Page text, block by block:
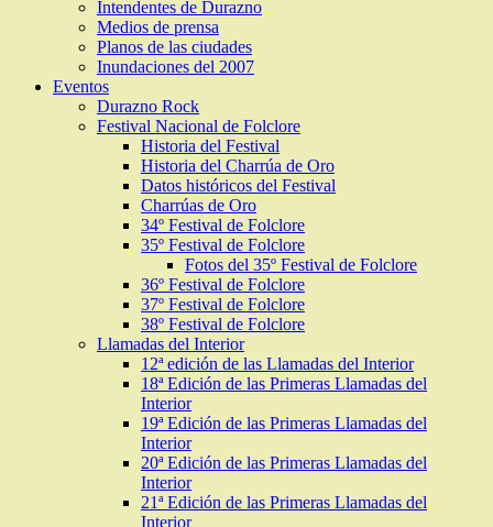
Intendentes de Durazno
Medios de prensa
Planos de las ciudades
Inundaciones del 2007
Eventos
Durazno Rock
Festival Nacional de Folclore
Historia del Festival
Historia del Charrúa de Oro
Datos históricos del Festival
Charrúas de Oro
34º Festival de Folclore
35º Festival de Folclore
Fotos del 35º Festival de Folclore
36º Festival de Folclore
37º Festival de Folclore
38º Festival de Folclore
Llamadas del Interior
12ª edición de las Llamadas del Interior
18ª Edición de las Primeras Llamadas del
Interior
19ª Edición de las Primeras Llamadas del
Interior
20ª Edición de las Primeras Llamadas del
Interior
21ª Edición de las Primeras Llamadas del
Interior